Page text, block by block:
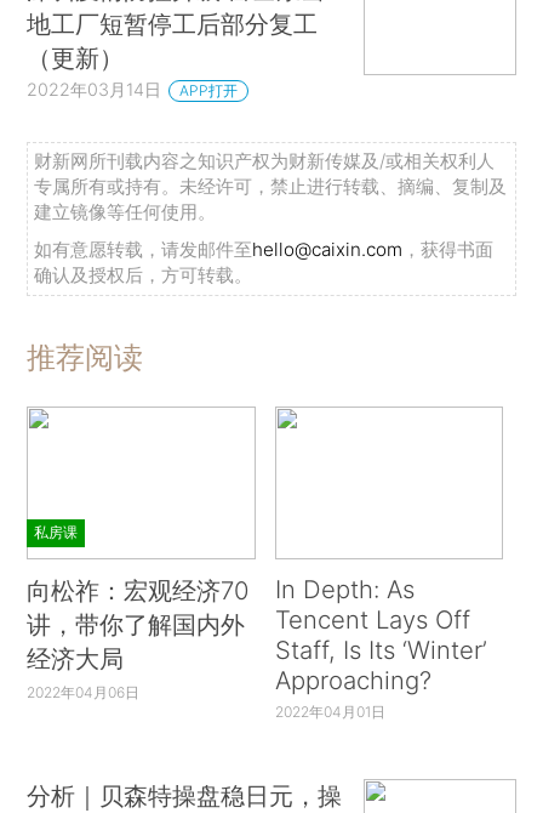
地工厂短暂停工后部分复工
（更新）
2022年03月14日 APP打开
财新网所刊载内容之知识产权为财新传媒及/或相关权利人
专属所有或持有。未经许可，禁止进行转载、摘编、复制及
建立镜像等任何使用。
如有意愿转载，请发邮件至hello@caixin.com ，获得书面
确认及授权后，方可转载。
推荐阅读
私房课
向松祚：宏观经济70
讲，带你了解国内外
经济大局
2022年04月06日
In Depth: As
Tencent Lays Off
Staff, Is Its ‘Winter’
Approaching?
2022年04月01日
分析｜贝森特操盘稳日元，操